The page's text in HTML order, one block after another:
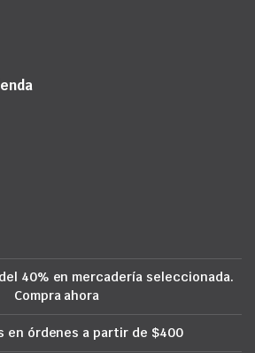
40% en mercadería seleccionada.
Compra ahora
en órdenes a partir de $400